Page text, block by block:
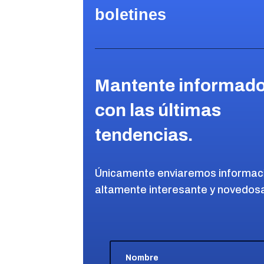
boletines
Mantente
con las últimas
tendencias.
Únicamente enviaremos
altamente interesante y